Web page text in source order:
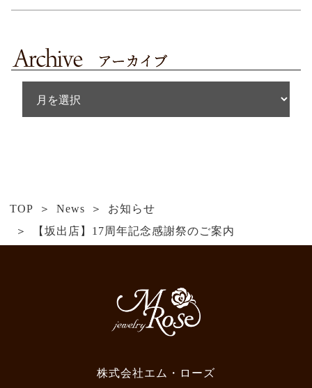
TOP News
お知らせ
【坂出店】17周年記念感謝祭のご案内
株式会社エム・ローズ